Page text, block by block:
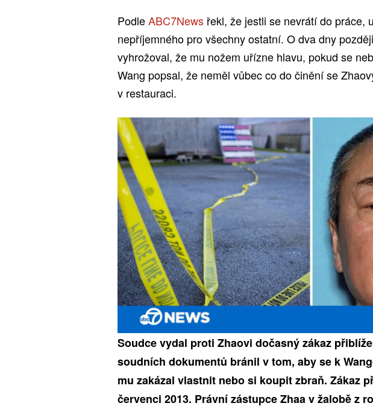
PodleABC7Newsřekl, že jestli se nevrátí do práce,
nepříjemného pro všechny ostatní. O dva dny
vyhrožoval, že mu nožem uřízne hlavu, pokud se
Wang popsal, že neměl vůbec co do činění se
v restauraci.
Soudce vydal proti Zhaovi dočasný zákaz
soudních dokumentů bránil v tom, aby se k
mu zakázal vlastnit nebo si koupit zbraň. Zákaz
červenci 2013. Právní zástupce Zhaa v žalobě z